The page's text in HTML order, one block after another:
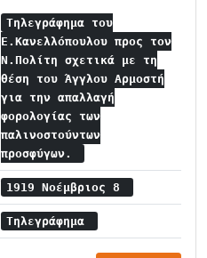
Τηλεγράφημα του
Ε.Κανελλόπουλου προς τον
Ν.Πολίτη σχετικά με τη
θέση του Άγγλου Αρμοστή
για την απαλλαγή
φορολογίας των
παλινοστούντων
προσφύγων.
1919 Νοέμβριος 8
Τηλεγράφημα